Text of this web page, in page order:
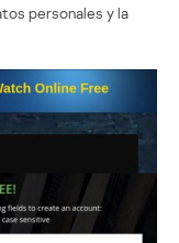
personales y la